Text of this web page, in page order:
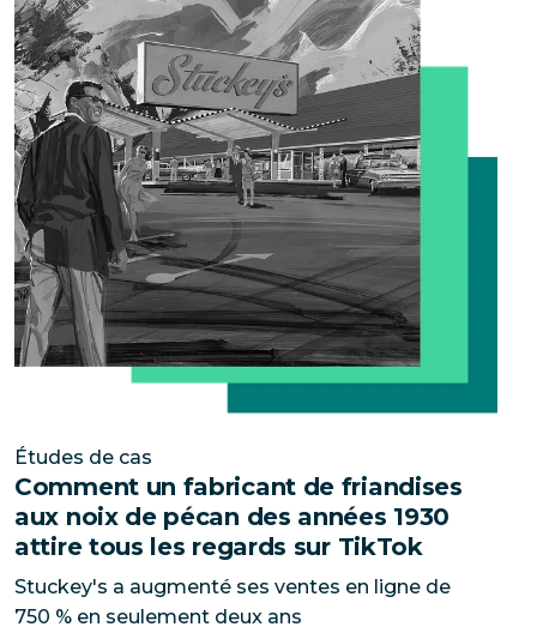
Études de cas
Comment un fabricant de friandises
aux noix de pécan des années 1930
attire tous les regards sur TikTok
Stuckey's a augmenté ses ventes en ligne de
750 % en seulement deux ans